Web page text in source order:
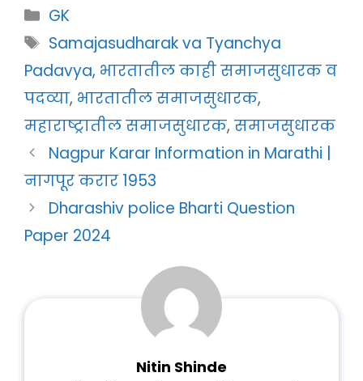
Categories
GK
Tags
Samajasudharak va Tyanchya
Padavya, भारतातील काही समाजसुधारक व
पदव्या, भारतातील समाजसुधारक,
महाराष्ट्रातील समाजसुधारक, समाजसुधारक
Nagpur Karar Information in Marathi |
नागपूर करार 1953
Dharashiv police Bharti Question
Paper 2024
Nitin Shinde